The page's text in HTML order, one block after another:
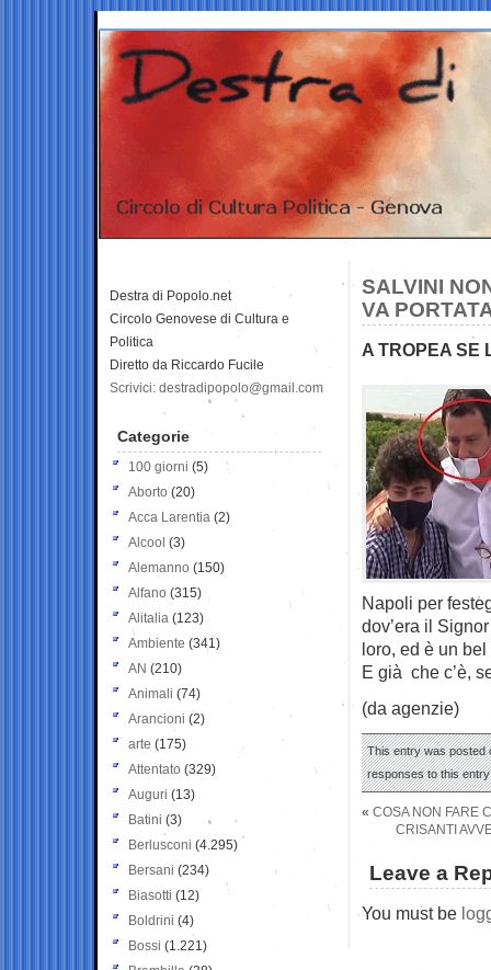
SALVINI
VA
A TROPEA SE
Napoli per
dov’era il
loro, ed è un
E già che c’è,
(da agenzie)
This entry was posted
responses to this
« COSA NON FARE
CRISANTI
Leave a
You must be
Destra di Popolo.net
Circolo Genovese di Cultura e
Politica
Diretto da Riccardo Fucile
Scrivici: destradipopolo@gmail.com
Categorie
100 giorni (5)
Aborto (20)
Acca Larentia (2)
Alcool (3)
Alemanno (150)
Alfano (315)
Alitalia (123)
Ambiente (341)
AN (210)
Animali (74)
Arancioni (2)
arte (175)
Attentato (329)
Auguri (13)
Batini (3)
Berlusconi (4.295)
Bersani (234)
Biasotti (12)
Boldrini (4)
Bossi (1.221)